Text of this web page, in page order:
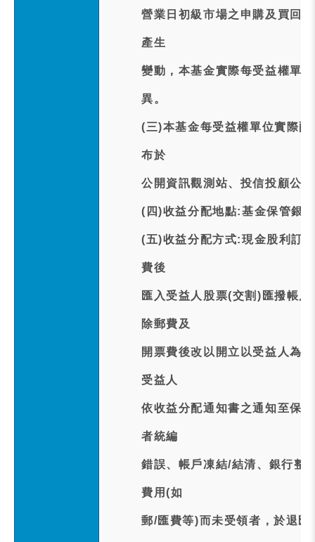
營業日初級市場之申購及買回
產生
變動，本基金實際每受益權單
異。
(三)本基金每受益權單位實際
布於
公開資訊觀測站、投信投顧公
(四)收益分配地點:基金保管銀
(五)收益分配方式:現金股利訂
費後
匯入受益人股票(交割)匯撥帳
除郵費及
開票費後改以開立以受益人為
受益人
依收益分配通知書之通知至保
者統編
錯誤、帳戶凍結/結清、銀行整
費用(如
郵/匯費等)而未受領者，於退